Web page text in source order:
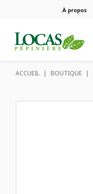
À propos
ACCUEIL | BOUTIQUE |